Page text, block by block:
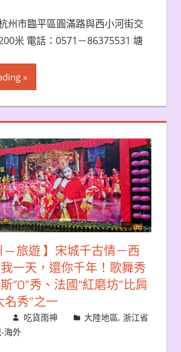
州市臨平區圓滿路與西小河街交
米 電話：0571－86375531 塘
─ 旅遊 】宋城千古情－西
一天，還你千年！歌舞秀
“O”秀、法國“紅磨坊”比肩
名秀”之一
吃貨雨神 大陸地區,浙江省
海外